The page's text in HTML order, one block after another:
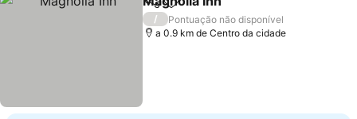
PartilharAdicionar aos favoritos
/
Pontuação não disponível
a 0.9 km de Centro da cidade